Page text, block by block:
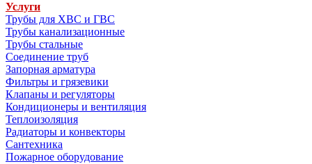
Услуги
Трубы для ХВС и ГВС
Трубы канализационные
Трубы стальные
Соединение труб
Запорная арматура
Фильтры и грязевики
Клапаны и регуляторы
Кондиционеры и вентиляция
Теплоизоляция
Радиаторы и конвекторы
Сантехника
Пожарное оборудование